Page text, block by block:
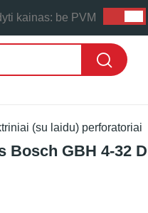
kainas: be PVM
(su laidu) perforatoriai
GBH 4-32